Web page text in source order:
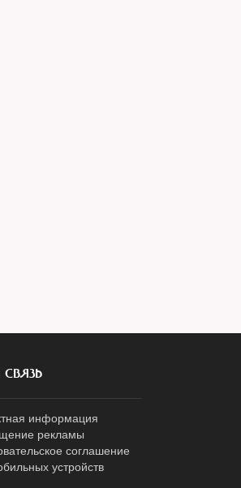
информация
рекламы
соглашение
устройств